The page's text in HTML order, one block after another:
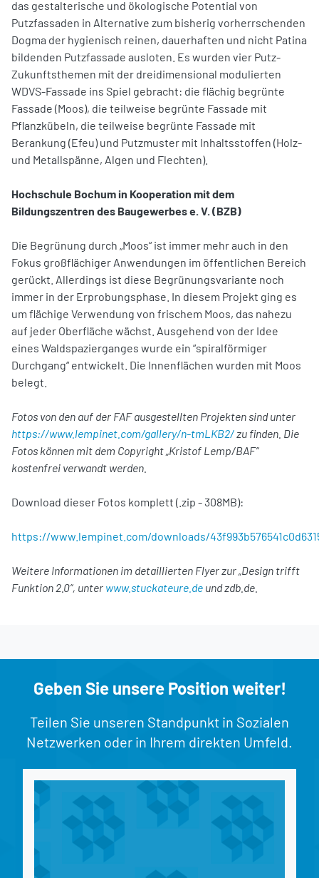
das gestalterische und ökologische Potential von
Putzfassaden in Alternative zum bisherig vorherrschenden
Dogma der hygienisch reinen, dauerhaften und nicht Patina
bildenden Putzfassade ausloten. Es wurden vier Putz-
Zukunftsthemen mit der dreidimensional modulierten
WDVS-Fassade ins Spiel gebracht: die flächig begrünte
Fassade (Moos), die teilweise begrünte Fassade mit
Pflanzkübeln, die teilweise begrünte Fassade mit
Berankung (Efeu) und Putzmuster mit Inhaltsstoffen (Holz-
und Metallspänne, Algen und Flechten).
Hochschule Bochum in Kooperation mit dem
Bildungszentren des Baugewerbes e. V. (BZB)
Die Begrünung durch „Moos“ ist immer mehr auch in den
Fokus großflächiger Anwendungen im öffentlichen Bereich
gerückt. Allerdings ist diese Begrünungsvariante noch
immer in der Erprobungsphase. In diesem Projekt ging es
um flächige Verwendung von frischem Moos, das nahezu
auf jeder Oberfläche wächst. Ausgehend von der Idee
eines Waldspazierganges wurde ein “spiralförmiger
Durchgang“ entwickelt. Die Innenflächen wurden mit Moos
belegt.
Fotos von den auf der FAF ausgestellten Projekten sind unter
https://www.lempinet.com/gallery/n-tmLKB2/ zu finden. Die
Fotos können mit dem Copyright „Kristof Lemp/BAF“
kostenfrei verwandt werden.
Download dieser Fotos komplett (.zip - 308MB):
https://www.lempinet.com/downloads/
Weitere Informationen im detaillierten Flyer zur „Design trifft
Funktion 2.0“, unter www.stuckateure.de und zdb.de.
Geben Sie unsere Position weiter!
Teilen Sie unseren Standpunkt in Sozialen
Netzwerken oder in Ihrem direkten Umfeld.